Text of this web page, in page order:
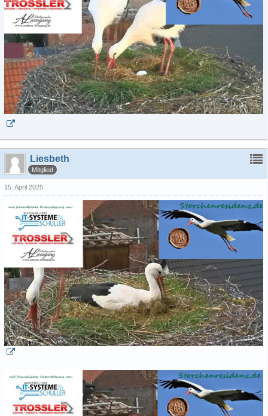
Liesbeth
Mitglied
15. April 2025